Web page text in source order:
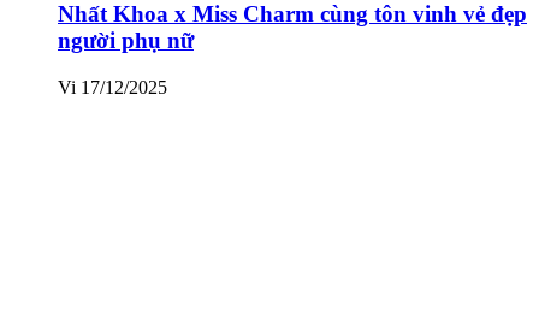
Nhất Khoa x Miss Charm cùng tôn vinh vẻ đẹp
người phụ nữ
Vi 17/12/2025